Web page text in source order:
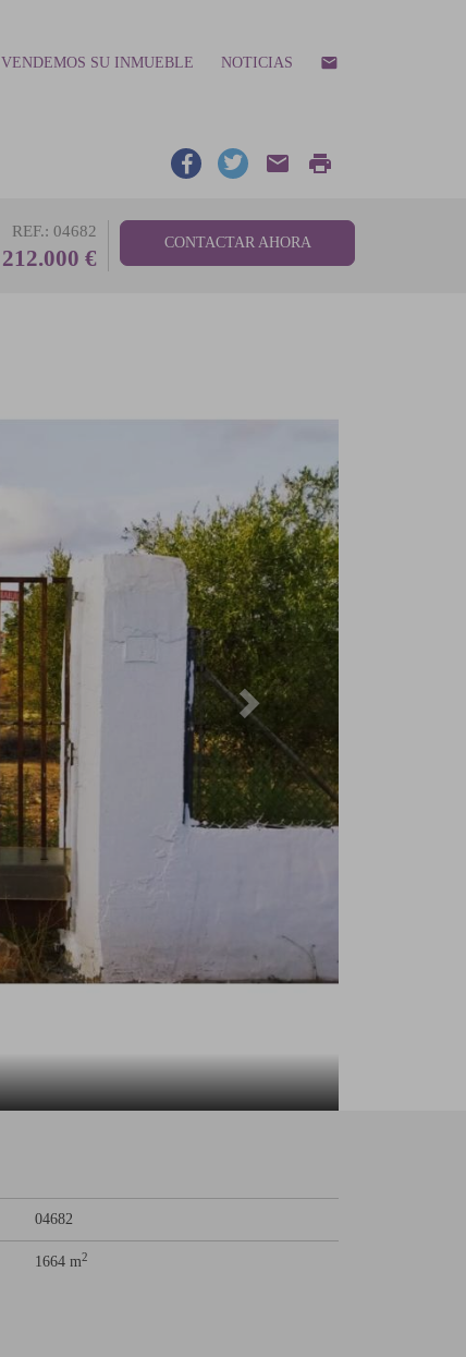
VENDEMOS SU INMUEBLE NOTICIAS email
email print
REF.: 04682
212.000 €
CONTACTAR AHORA
04682
1664 m2